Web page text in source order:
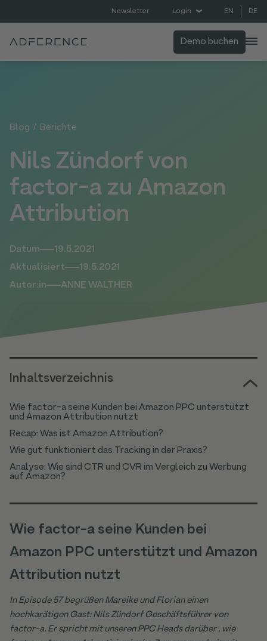
Newsletter Login EN DE
Demo buchen
Blog / Berichte
Nils Zündorf von
factor-a zu Amazon
Attribution
Datum
19.5.2021
Aktualisiert
19.5.2021
Autor:in
ANNE WALTHER
Inhaltsverzeichnis
Wie factor-a seine Kunden bei Amazon PPC unterstützt
und Amazon Attribution nutzt
Recap: Was ist Amazon Attribution?
Wie gut funktioniert das Tracking in der Praxis?
Analyse: Wie sind CTR und CVR im Vergleich zu Werbung
auf Amazon?
Wie factor-a seine Kunden bei
Amazon PPC unterstützt und Amazon
Attribution nutzt
In Episode 57 begrüßen Mareike und Florian einen
hochkarätigen Gast: Nils Zündorf Geschäftsführer von
factor-a. Er spricht mit unseren PPC Heads darüber , wie